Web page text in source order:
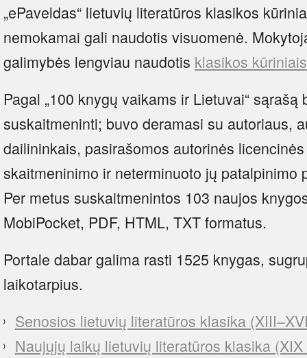
„ePaveldas“ lietuvių literatūros klasikos
nemokamai gali naudotis visuomenė.
galimybės lengviau naudotis klasikos kūriniais
Pagal „100 knygų vaikams ir Lietuvai“
suskaitmeninti; buvo deramasi su autoriaus,
dailininkais, pasirašomos autorinės
skaitmeninimo ir neterminuoto jų patalpinimo
Per metus suskaitmenintos 103 naujos
MobiPocket, PDF, HTML, TXT formatus.
Portale dabar galima rasti 1525 knygas,
laikotarpius.
Senosios lietuvių literatūros klasika
Naujųjų laikų lietuvių literatūros klasika